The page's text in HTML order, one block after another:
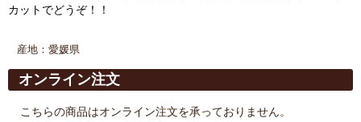
カットでどうぞ！！
産地：愛媛県
オンライン注文
こちらの商品はオンライン注文を承っておりません。